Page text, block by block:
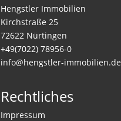
Hengstler Immobilien
Kirchstraße 25
72622 Nürtingen
+49(7022) 78956-0
info@hengstler-immobilien.de
Rechtliches
Impressum